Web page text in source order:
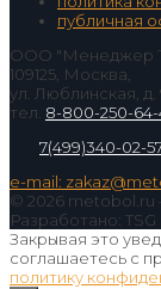
публичная
ООО "Менеджер
109125, Москва,
ул. Люблинская, д.
тел. 8-800-250-64-
7(499)340-02-
e-mail:
© 2026
Разработано: TSG
Закрывая это
соглашаетесь с
политику